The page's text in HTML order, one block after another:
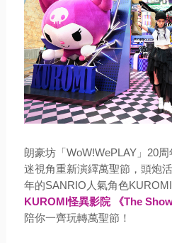
朗豪坊「WoW!WePLAY」20
迷視角重新演繹萬聖節，頭炮
年的SANRIO人氣角色
KUROMI怪異影院 《The
陪你一齊玩轉萬聖節！